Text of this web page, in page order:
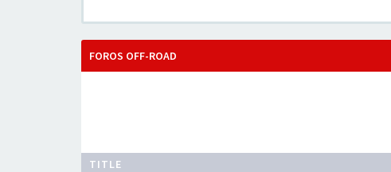
FOROS OFF-ROAD
TITLE